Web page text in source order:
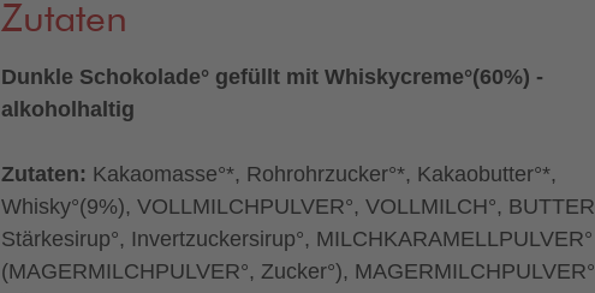
Zutaten
Dunkle Schokolade° gefüllt mit Whiskycreme°(60%) -
alkoholhaltig
Zutaten: Kakaomasse°*, Rohrohrzucker°*, Kakaobutter°*,
Whisky°(9%), VOLLMILCHPULVER°, VOLLMILCH°,
Stärkesirup°, Invertzuckersirup°, MILCHKARAMELLPULVER°
(MAGERMILCHPULVER°, Zucker°),